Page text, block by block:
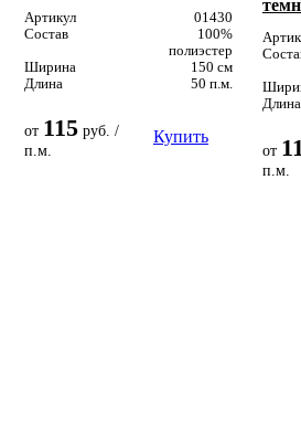
Артикул
01430
Состав
100%
полиэстер
Ширина
150 см
Длина
50 п.м.
от 115 руб. /
п.м.
Купить
Длина
от
п.м.